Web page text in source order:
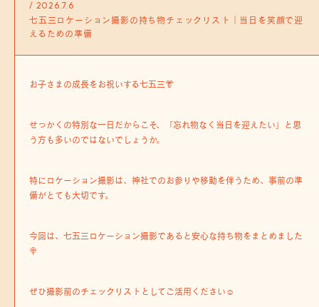
/ 2026.7.6
七五三ロケーション撮影の持ち物チェックリスト｜当日を笑顔で迎
えるための準備
お子さまの成長をお祝いする七五三👘
せっかくの特別な一日だからこそ、「忘れ物なく当日を迎えたい」と思
う方も多いのではないでしょうか。
特にロケーション撮影は、神社でのお参りや移動を伴うため、事前の準
備がとても大切です。
今回は、七五三ロケーション撮影であると安心な持ち物をまとめました
🍭
ぜひ撮影前のチェックリストとしてご活用ください☺